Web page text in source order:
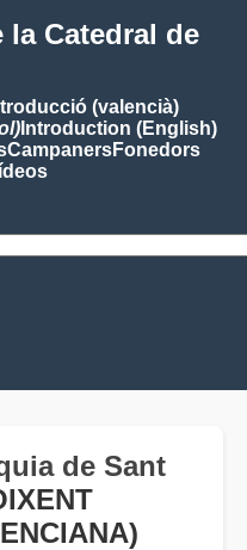
la Catedral de
(valencià)
Introduction (English)
CampanersFonedors
de Sant